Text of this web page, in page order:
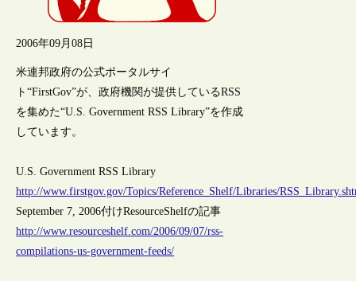
2006年09月08日
米連邦政府の公式ポータルサイ
ト“FirstGov”が、政府機関が提供しているRSS
を集めた“U.S. Government RSS Library”を作成
しています。
U.S. Government RSS Library
http://www.firstgov.gov/Topics/Reference_Shelf/Libraries/
September 7, 2006付けResourceShelfの記事
http://www.resourceshelf.com/2006/09/07/rss-
compilations-us-government-feeds/